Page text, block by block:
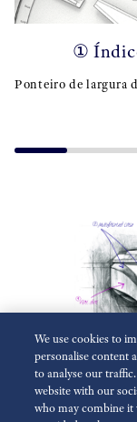
①
Ponteiro de largura
We use cookies to
personalise content
to analyse our
website with our
who may combine